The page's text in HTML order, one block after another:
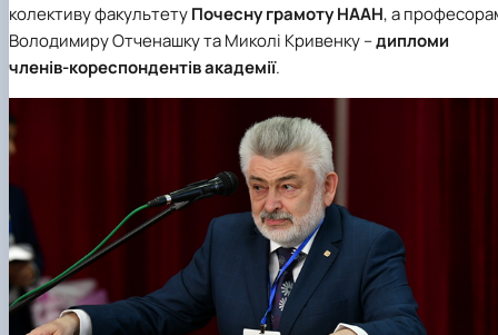
колективу факультетуПочесну грамоту НААН, а
Володимиру Отченашку та Миколі Кривенку –дипломи
членів-кореспондентів академії.